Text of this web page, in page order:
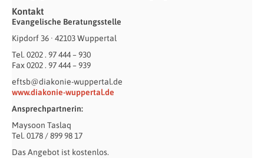
Kontakt
Evangelische Beratungsstelle
Kipdorf 36 · 42103 Wuppertal
Tel. 0202 . 97 444 – 930
Fax 0202 . 97 444 – 939
eftsb@diakonie-wuppertal.de
www.diakonie-wuppertal.de
Ansprechpartnerin:
Maysoon Taslaq
Tel. 0178 / 899 98 17
Das Angebot ist kostenlos.